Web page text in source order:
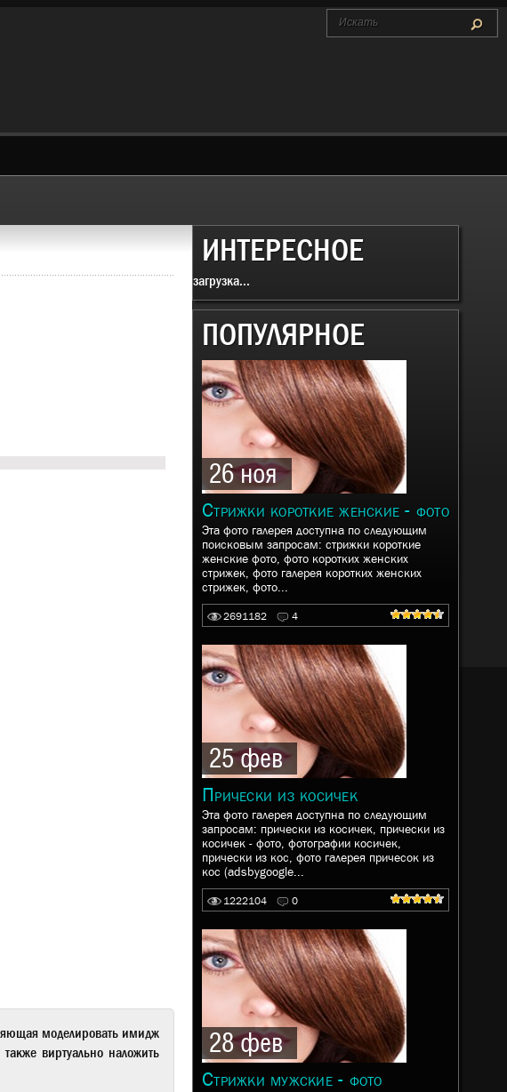
моделировать имидж
виртуально наложить
ИНТЕРЕСНОЕ
загрузка...
ПОПУЛЯРНОЕ
26 ноя
Стрижки короткие женские - фото
Эта фото галерея доступна по следующим
поисковым запросам: стрижки короткие
женские фото, фото коротких женских
стрижек, фото галерея коротких женских
стрижек, фото...
2691182 4
25 фев
Прически из косичек
Эта фото галерея доступна по следующим
запросам: прически из косичек, прически из
косичек - фото, фотографии косичек,
прически из кос, фото галерея причесок из
кос (adsbygoogle...
1222104 0
28 фев
Стрижки мужские - фото